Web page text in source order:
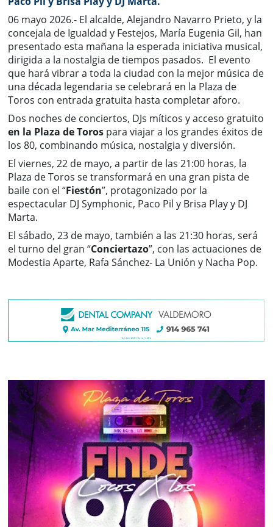
06 mayo 2026.- El alcalde, Alejandro Navarro Prieto, y la
concejala de Igualdad y Festejos, María Eugenia Gil, han
presentado esta mañana la esperada iniciativa musical,
dirigida a la nostalgia de tiempos pasados. El evento
que hará vibrar a toda la ciudad con la mejor música de
una década legendaria se celebrará en la Plaza de
Toros con entrada gratuita hasta completar aforo.
Dos noches de conciertos, DJs míticos y acceso gratuito
en la Plaza de Toros para viajar a los grandes éxitos de
los 80, combinando música, nostalgia y diversión.
El viernes, 22 de mayo, a partir de las 21:00 horas, la
Plaza de Toros se transformará en una gran pista de
baile con el “Fiestón”, protagonizado por la
espectacular DJ Symphonic, Paco Pil y Brisa Play y DJ
Marta.
El sábado, 23 de mayo, también a las 21:30 horas, será
el turno del gran “Conciertazo”, con las actuaciones de
Modestia Aparte, Rafa Sánchez- La Unión y Nacha Pop.